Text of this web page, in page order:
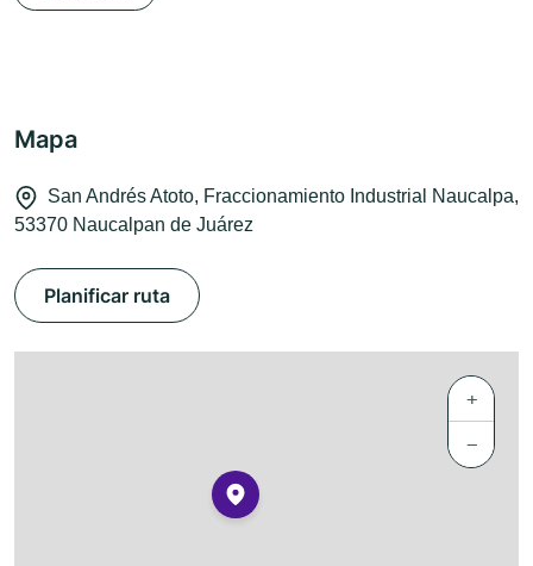
Mapa
San Andrés Atoto, Fraccionamiento Industrial Naucalpa,
53370 Naucalpan de Juárez
Planificar ruta
+
−